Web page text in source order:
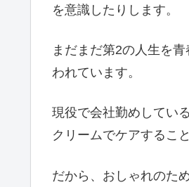
を意識したりします。
まだまだ第2の人生を
われています。
現役で会社勤めしてい
クリームでケアするこ
だから、おしゃれのた